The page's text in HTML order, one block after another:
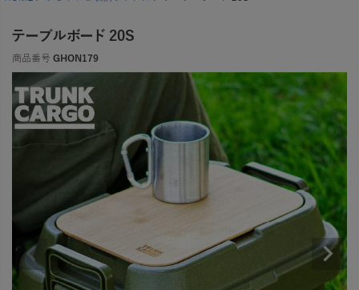
テーブルボード 20S
商品番号 GHON179